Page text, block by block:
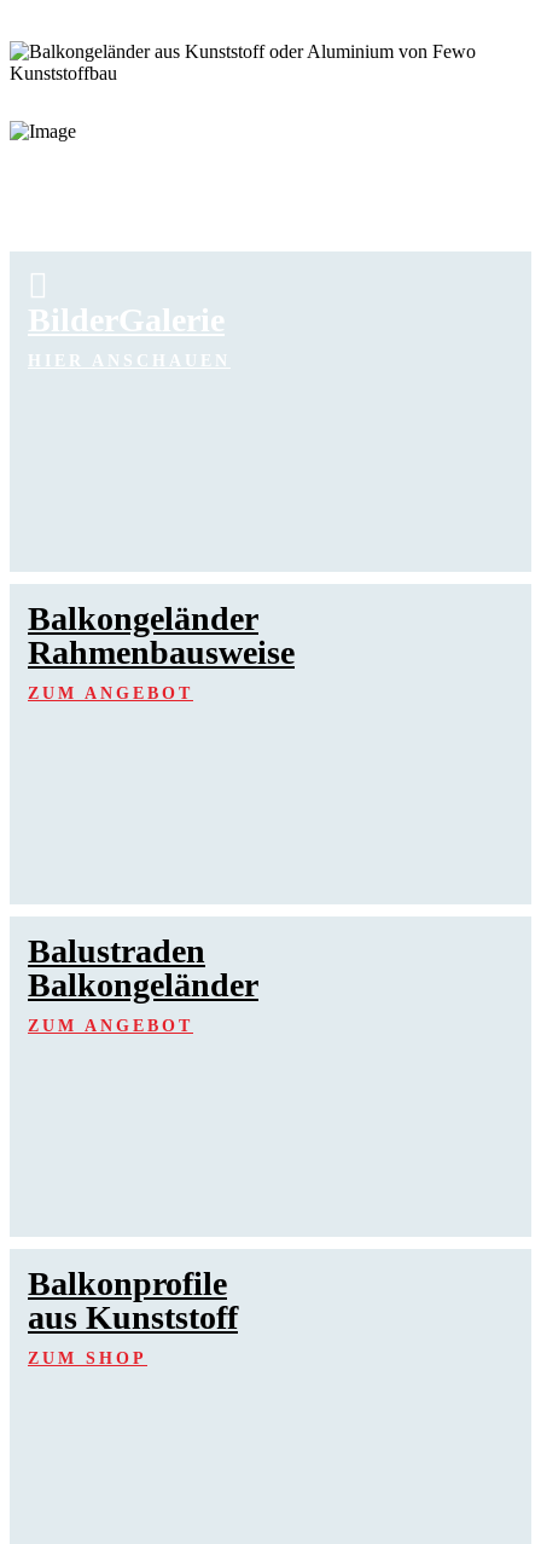
BilderGalerie
HIER ANSCHAUEN
Balkongeländer
Rahmenbausweise
ZUM ANGEBOT
Balustraden
Balkongeländer
ZUM ANGEBOT
Balkonprofile
aus Kunststoff
ZUM SHOP